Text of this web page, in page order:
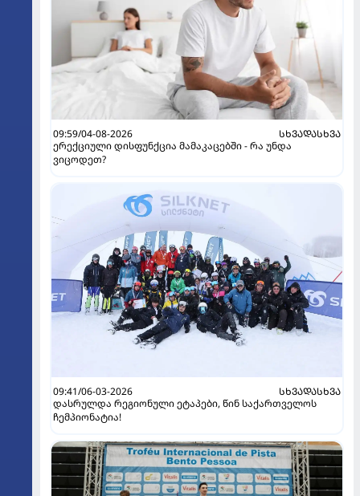
09:59/04-08-2026
ᲡᲮᲕᲐᲓᲐᲡᲮᲕᲐ
ერექციული დისფუნქცია მამაკაცებში - რა უნდა
ვიცოდეთ?
09:41/06-03-2026
ᲡᲮᲕᲐᲓᲐᲡᲮᲕᲐ
დასრულდა რეგიონული ეტაპები, წინ საქართველოს
ჩემპიონატია!